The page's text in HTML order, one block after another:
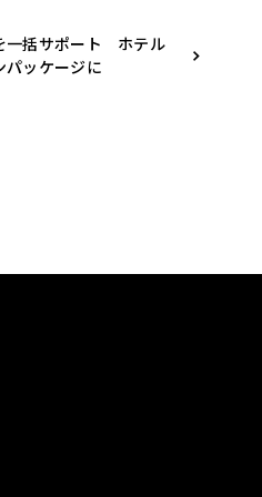
一括サポート ホテル
パッケージに